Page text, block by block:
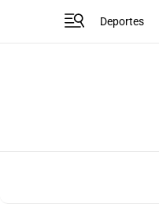
Deportes